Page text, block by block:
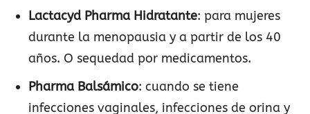
Lactacyd Pharma Hidratante: para mujeres
durante la menopausia y a partir de los 40
años. O sequedad por medicamentos.
Pharma Balsámico: cuando se tiene
infecciones vaginales, infecciones de orina y